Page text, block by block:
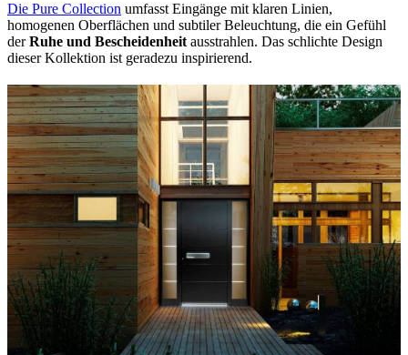
Die Pure Collection umfasst Eingänge mit klaren Linien,
homogenen Oberflächen und subtiler Beleuchtung, die ein Gefühl
derRuhe und Bescheidenheit ausstrahlen. Das schlichte Design
dieser Kollektion ist geradezu inspirierend.